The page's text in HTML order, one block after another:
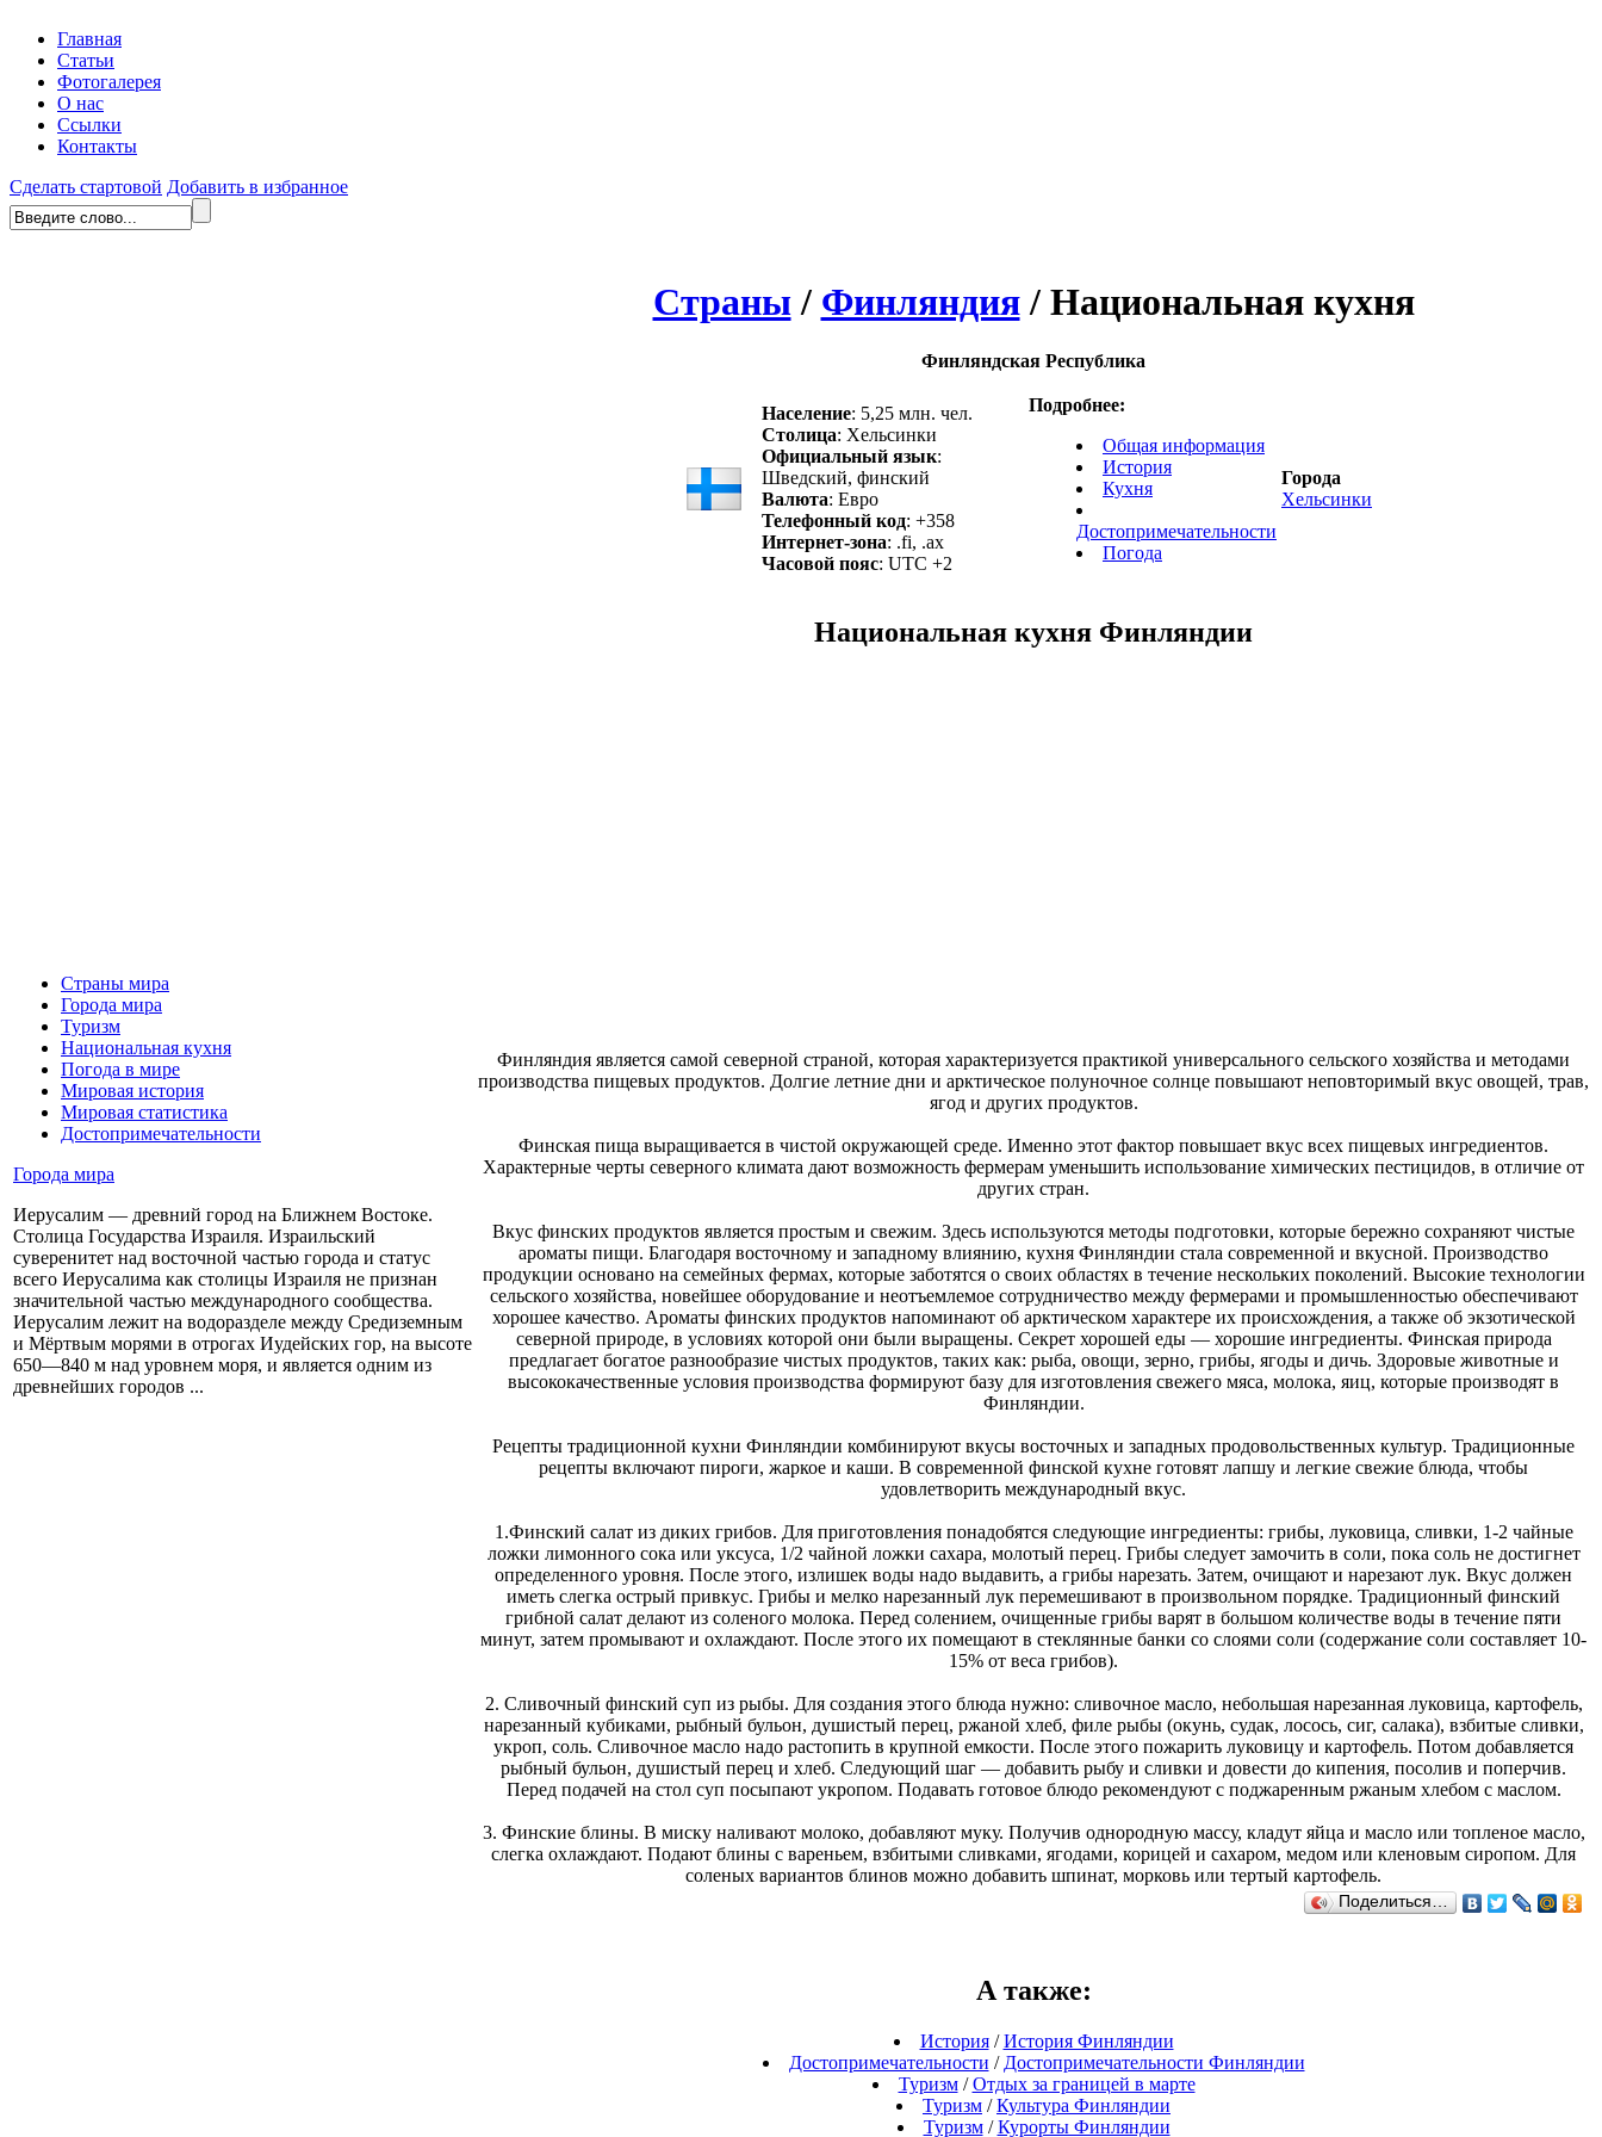
Главная
Статьи
Фотогалерея
О нас
Ссылки
Контакты
Сделать стартовой Добавить в избранное
Страны мира
Города мира
Туризм
Национальная кухня
Погода в мире
Мировая история
Мировая статистика
Достопримечательности
Города мира
Иерусалим — древний город на Ближнем Востоке.
Столица Государства Израиля. Израильский
суверенитет над восточной частью города и статус
всего Иерусалима как столицы Израиля не признан
значительной частью международного сообщества.
Иерусалим лежит на водоразделе между Средиземным
и Мёртвым морями в отрогах Иудейских гор, на высоте
650—840 м над уровнем моря, и является одним из
древнейших городов ...
Страны/ Финляндия/ Национальная кухня
Финляндская Республика
Население: 5,25 млн. чел.
Столица: Хельсинки
Официальный язык:
Шведский, финский
Валюта: Евро
Телефонный код: +358
Интернет-зона: .fi, .ax
Часовой пояс: UTC +2
Подробнее:
Общая информация
История
Кухня
Достопримечательности
Погода
Города
Хельсинки
Национальная кухня Финляндии
Финляндия является самой северной страной, которая характеризуется практикой универсального сельского хозяйства и методами
производства пищевых продуктов. Долгие летние дни и арктическое полуночное солнце повышают неповторимый вкус овощей, трав,
ягод и других продуктов.
Финская пища выращивается в чистой окружающей среде. Именно этот фактор повышает вкус всех пищевых ингредиентов.
Характерные черты северного климата дают возможность фермерам уменьшить использование химических пестицидов, в отличие от
других стран.
Вкус финских продуктов является простым и свежим. Здесь используются методы подготовки, которые бережно сохраняют чистые
ароматы пищи. Благодаря восточному и западному влиянию, кухня Финляндии стала современной и вкусной. Производство
продукции основано на семейных фермах, которые заботятся о своих областях в течение нескольких поколений. Высокие технологии
сельского хозяйства, новейшее оборудование и неотъемлемое сотрудничество между фермерами и промышленностью обеспечивают
хорошее качество. Ароматы финских продуктов напоминают об арктическом характере их происхождения, а также об экзотической
северной природе, в условиях которой они были выращены. Секрет хорошей еды — хорошие ингредиенты. Финская природа
предлагает богатое разнообразие чистых продуктов, таких как: рыба, овощи, зерно, грибы, ягоды и дичь. Здоровые животные и
высококачественные условия производства формируют базу для изготовления свежего мяса, молока, яиц, которые производят в
Финляндии.
Рецепты традиционной кухни Финляндии комбинируют вкусы восточных и западных продовольственных культур. Традиционные
рецепты включают пироги, жаркое и каши. В современной финской кухне готовят лапшу и легкие свежие блюда, чтобы
удовлетворить международный вкус.
1.Финский салат из диких грибов. Для приготовления понадобятся следующие ингредиенты: грибы, луковица, сливки, 1-2 чайные
ложки лимонного сока или уксуса, 1/2 чайной ложки сахара, молотый перец. Грибы следует замочить в соли, пока соль не достигнет
определенного уровня. После этого, излишек воды надо выдавить, а грибы нарезать. Затем, очищают и нарезают лук. Вкус должен
иметь слегка острый привкус. Грибы и мелко нарезанный лук перемешивают в произвольном порядке. Традиционный финский
грибной салат делают из соленого молока. Перед солением, очищенные грибы варят в большом количестве воды в течение пяти
минут, затем промывают и охлаждают. После этого их помещают в стеклянные банки со слоями соли (содержание соли составляет 10-
15% от веса грибов).
2. Сливочный финский суп из рыбы. Для создания этого блюда нужно: сливочное масло, небольшая нарезанная луковица, картофель,
нарезанный кубиками, рыбный бульон, душистый перец, ржаной хлеб, филе рыбы (окунь, судак, лосось, сиг, салака), взбитые сливки,
укроп, соль. Сливочное масло надо растопить в крупной емкости. После этого пожарить луковицу и картофель. Потом добавляется
рыбный бульон, душистый перец и хлеб. Следующий шаг — добавить рыбу и сливки и довести до кипения, посолив и поперчив.
Перед подачей на стол суп посыпают укропом. Подавать готовое блюдо рекомендуют с поджаренным ржаным хлебом с маслом.
3. Финские блины. В миску наливают молоко, добавляют муку. Получив однородную массу, кладут яйца и масло или топленое масло,
слегка охлаждают. Подают блины с вареньем, взбитыми сливками, ягодами, корицей и сахаром, медом или кленовым сиропом. Для
соленых вариантов блинов можно добавить шпинат, морковь или тертый картофель.
Поделиться…
А также:
История/История Финляндии
Достопримечательности / Достопримечательности Финляндии
Туризм/Отдых за границей в марте
Туризм /Культура Финляндии
Туризм/Курорты Финляндии